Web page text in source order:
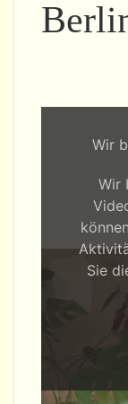
Wir
Wir
Sie